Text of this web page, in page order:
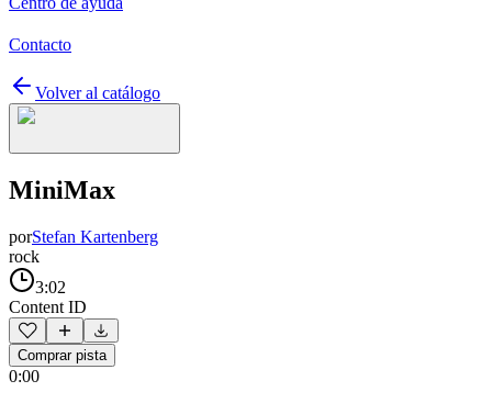
Contacto
Volver al catálogo
MiniMax
porStefan Kartenberg
rock
3:02
Content ID
Comprar pista
0:00